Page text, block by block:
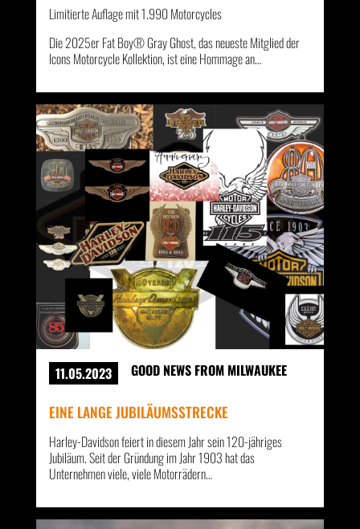
Limitierte Auflage mit 1.990 Motorcycles
Die 2025er Fat Boy® Gray Ghost, das neueste Mitglied der
Icons Motorcycle Kollektion, ist eine Hommage an…
11.05.2023 GOOD NEWS FROM MILWAUKEE
EINE LANGE JUBILÄUMSSTRECKE
Harley-Davidson feiert in diesem Jahr sein 120-jähriges
Jubiläum. Seit der Gründung im Jahr 1903 hat das
Unternehmen viele, viele Motorrädern…